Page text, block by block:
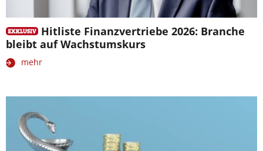
Hitliste Finanzvertriebe 2026: Branche
bleibt auf Wachstumskurs
mehr